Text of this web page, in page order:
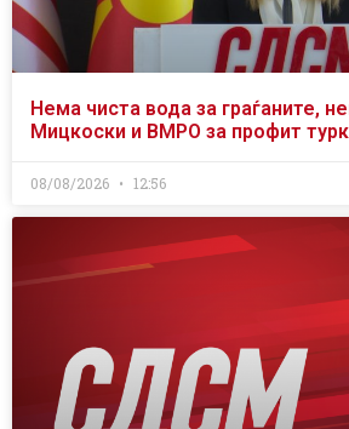
Нема чиста вода за граѓаните,
Мицкоски и ВМРО за профит
08/08/2026 12:56